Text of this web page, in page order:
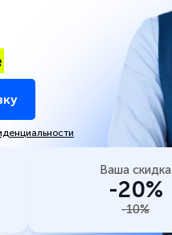
Ваша скидка
-20%
-10%